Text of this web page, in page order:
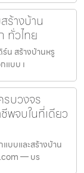
ร้างบ้าน
ทั่วไทย
น สร้างบ้านหรู
แบบ เ
บวงจร
พจบในที่เดียว
บบและสร้างบ้าน
— บร